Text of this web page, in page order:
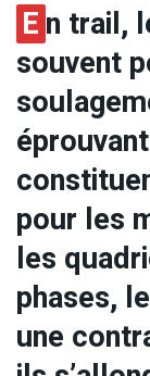
E n trail,
souvent
pour les
les
phases,
une